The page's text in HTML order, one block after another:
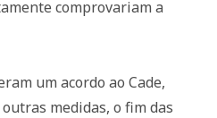
comprovariam a
um acordo ao Cade,
medidas, o fim das